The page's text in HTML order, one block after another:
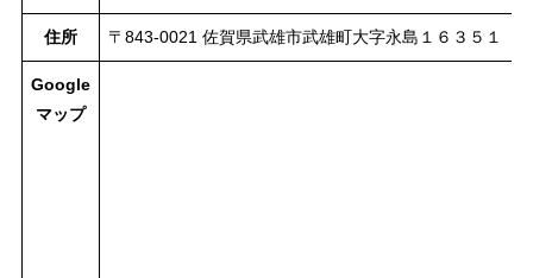
住所 〒843-0021 佐賀県武雄市武雄町大字永島１６３５１
Google
マップ